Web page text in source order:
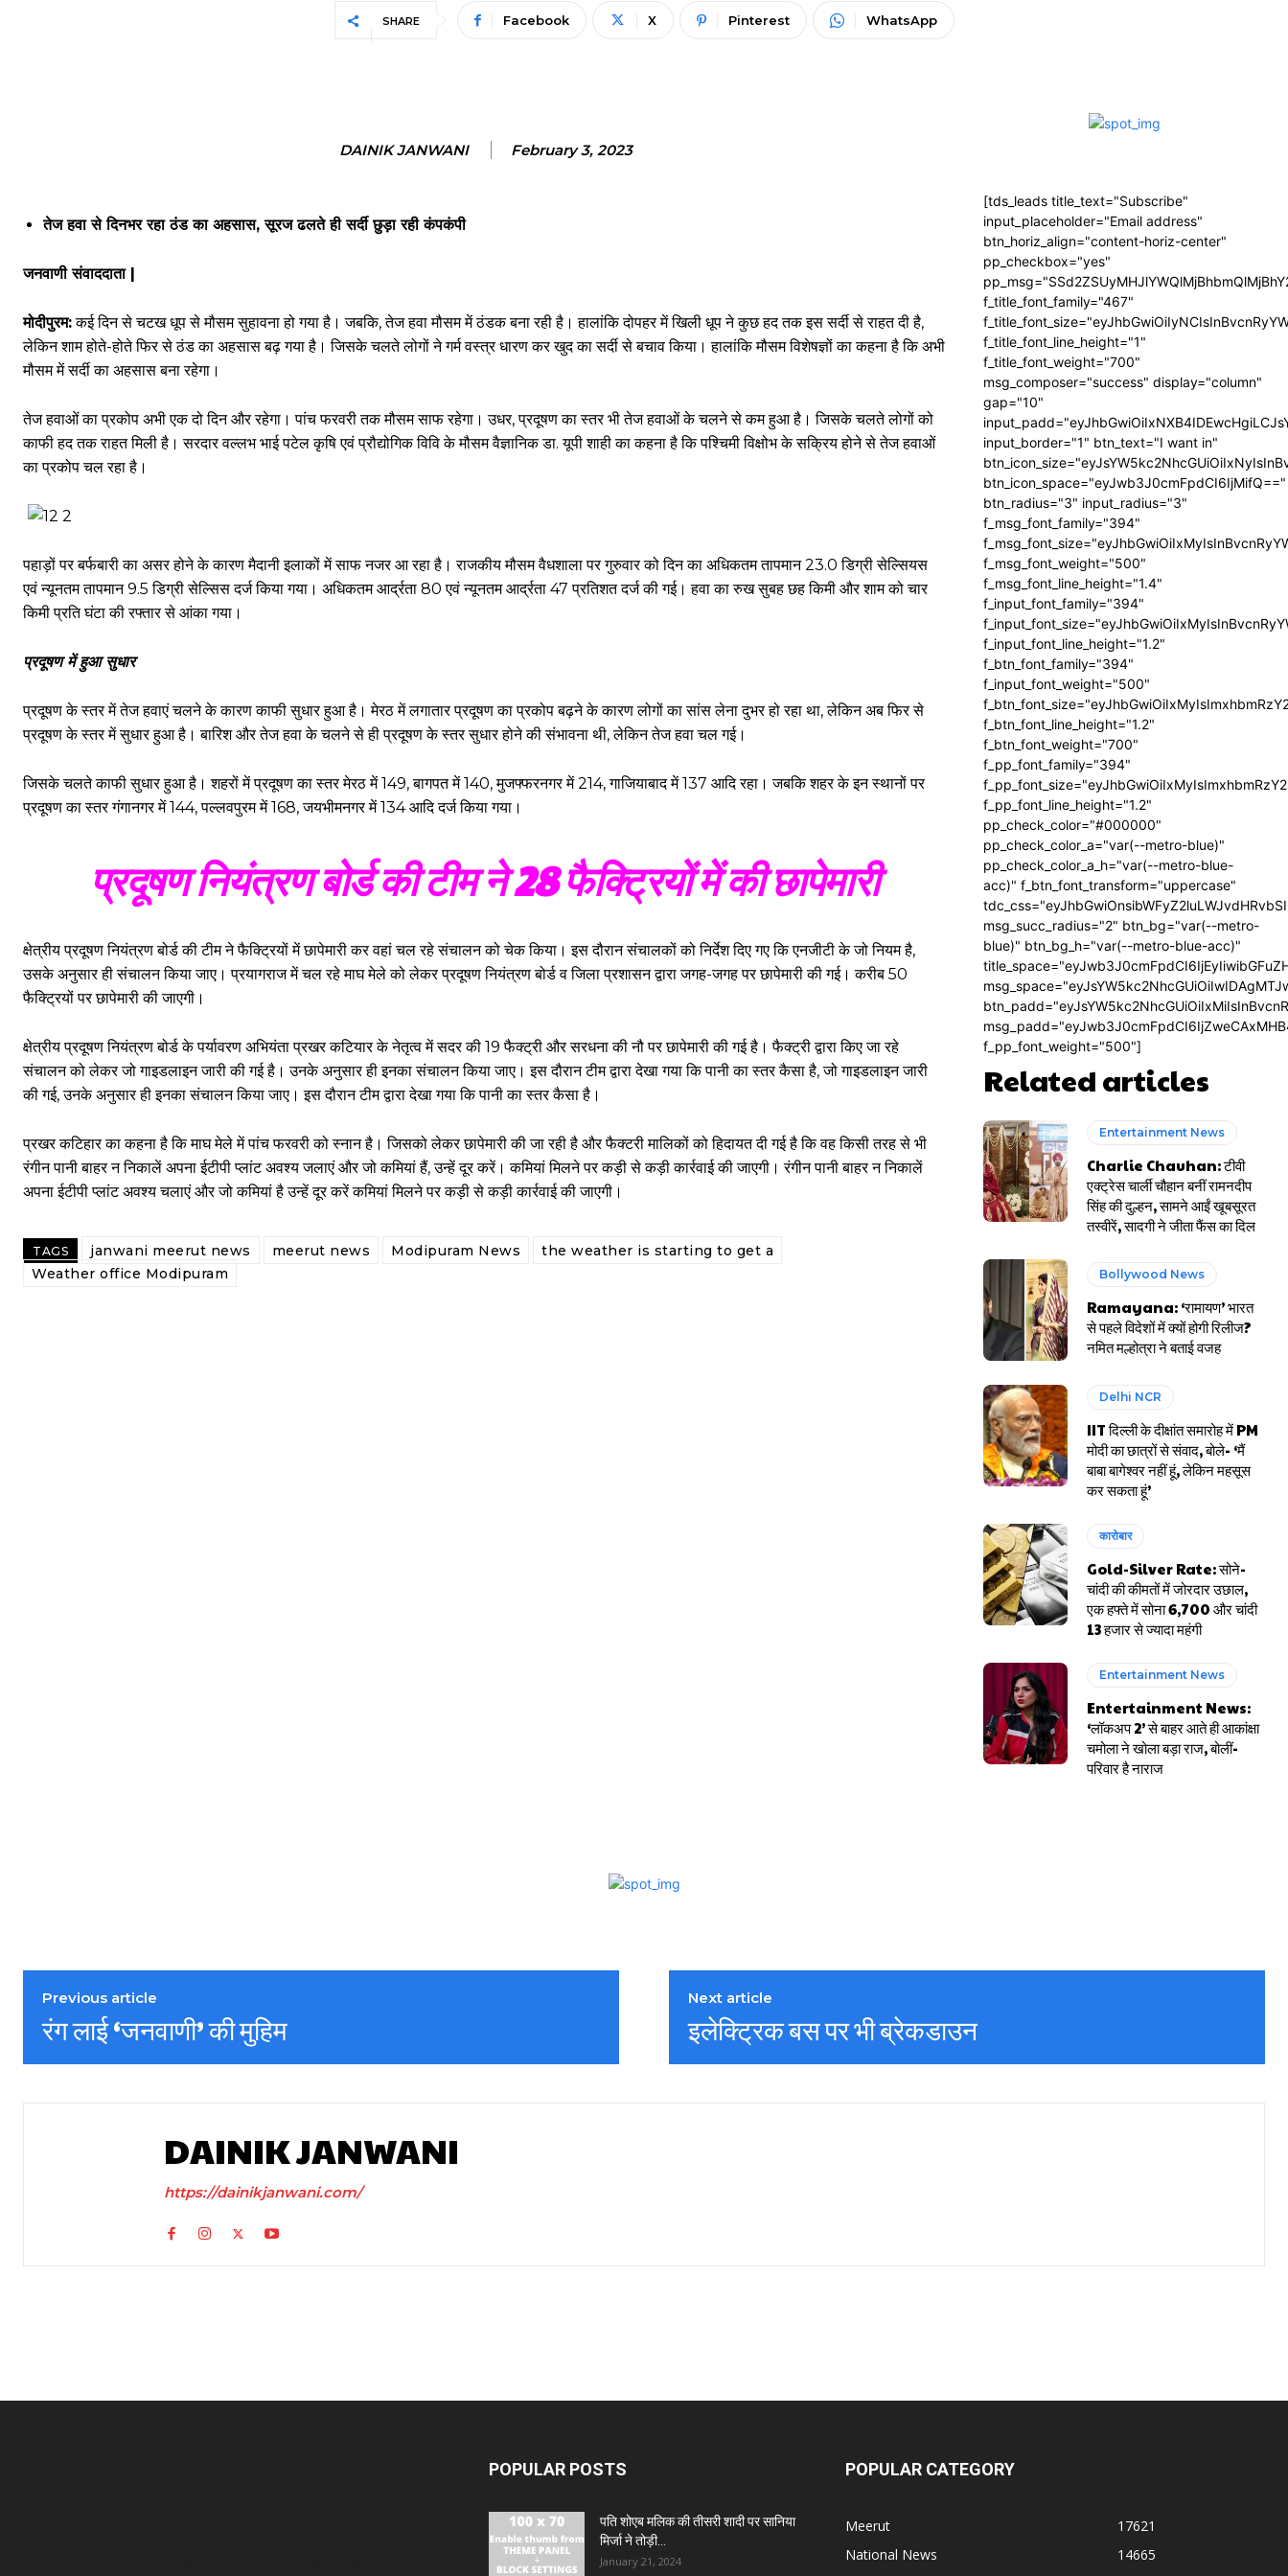
SHARE Facebook X Pinterest WhatsApp
DAINIK JANWANI February 3, 2023
तेज हवा से दिनभर रहा ठंड का अहसास, सूरज ढलते ही सर्दी छुड़ा रही कंपकंपी
जनवाणी संवाददाता |
मोदीपुरम:कई दिन से चटख धूप से मौसम सुहावना हो गया है। जबकि, तेज हवा मौसम में ठंडक बना रही है। हालांकि दोपहर में खिली धूप ने कुछ हद तक इस सर्दी से राहत दी है,
लेकिन शाम होते-होते फिर से ठंड का अहसास बढ़ गया है। जिसके चलते लोगों ने गर्म वस्त्र धारण कर खुद का सर्दी से बचाव किया। हालांकि मौसम विशेषज्ञों का कहना है कि अभी
मौसम में सर्दी का अहसास बना रहेगा।
तेज हवाओं का प्रकोप अभी एक दो दिन और रहेगा। पांच फरवरी तक मौसम साफ रहेगा। उधर, प्रदूषण का स्तर भी तेज हवाओं के चलने से कम हुआ है। जिसके चलते लोगों को
काफी हद तक राहत मिली है। सरदार वल्लभ भाई पटेल कृषि एवं प्रौद्योगिक विवि के मौसम वैज्ञानिक डा. यूपी शाही का कहना है कि पश्चिमी विक्षोभ के सक्रिय होने से तेज हवाओं
का प्रकोप चल रहा है।
पहाड़ों पर बर्फबारी का असर होने के कारण मैदानी इलाकों में साफ नजर आ रहा है। राजकीय मौसम वैधशाला पर गुरुवार को दिन का अधिकतम तापमान 23.0 डिग्री सेल्सियस
एवं न्यूनतम तापमान 9.5 डिग्री सेल्सिस दर्ज किया गया। अधिकतम आर्द्रता 80 एवं न्यूनतम आर्द्रता 47 प्रतिशत दर्ज की गई। हवा का रुख सुबह छह किमी और शाम को चार
किमी प्रति घंटा की रफ्तार से आंका गया।
प्रदूषण में हुआ सुधार
प्रदूषण के स्तर में तेज हवाएं चलने के कारण काफी सुधार हुआ है। मेरठ में लगातार प्रदूषण का प्रकोप बढ़ने के कारण लोगों का सांस लेना दुभर हो रहा था, लेकिन अब फिर से
प्रदूषण के स्तर में सुधार हुआ है। बारिश और तेज हवा के चलने से ही प्रदूषण के स्तर सुधार होने की संभावना थी, लेकिन तेज हवा चल गई।
जिसके चलते काफी सुधार हुआ है। शहरों में प्रदूषण का स्तर मेरठ में 149, बागपत में 140, मुजफ्फरनगर में 214, गाजियाबाद में 137 आदि रहा। जबकि शहर के इन स्थानों पर
प्रदूषण का स्तर गंगानगर में 144, पल्लवपुरम में 168, जयभीमनगर में 134 आदि दर्ज किया गया।
प्रदूषण नियंत्रण बोर्ड की टीम ने 28 फैक्ट्रियों में की छापेमारी
क्षेत्रीय प्रदूषण नियंत्रण बोर्ड की टीम ने फैक्ट्रियों में छापेमारी कर वहां चल रहे संचालन को चेक किया। इस दौरान संचालकों को निर्देश दिए गए कि एनजीटी के जो नियम है,
उसके अनुसार ही संचालन किया जाए। प्रयागराज में चल रहे माघ मेले को लेकर प्रदूषण नियंत्रण बोर्ड व जिला प्रशासन द्वारा जगह-जगह पर छापेमारी की गई। करीब 50
फैक्ट्रियों पर छापेमारी की जाएगी।
क्षेत्रीय प्रदूषण नियंत्रण बोर्ड के पर्यावरण अभियंता प्रखर कटियार के नेतृत्व में सदर की 19 फैक्ट्री और सरधना की नौ पर छापेमारी की गई है। फैक्ट्री द्वारा किए जा रहे
संचालन को लेकर जो गाइडलाइन जारी की गई है। उनके अनुसार ही इनका संचालन किया जाए। इस दौरान टीम द्वारा देखा गया कि पानी का स्तर कैसा है, जो गाइडलाइन जारी
की गई, उनके अनुसार ही इनका संचालन किया जाए। इस दौरान टीम द्वारा देखा गया कि पानी का स्तर कैसा है।
प्रखर कटिहार का कहना है कि माघ मेले में पांच फरवरी को स्नान है। जिसको लेकर छापेमारी की जा रही है और फैक्टरी मालिकों को हिदायत दी गई है कि वह किसी तरह से भी
रंगीन पानी बाहर न निकालें अपना ईटीपी प्लांट अवश्य जलाएं और जो कमियां हैं, उन्हें दूर करें। कमियां मिलने पर कड़ी से कड़ी कार्रवाई की जाएगी। रंगीन पानी बाहर न निकालें
अपना ईटीपी प्लांट अवश्य चलाएं और जो कमियां है उन्हें दूर करें कमियां मिलने पर कड़ी से कड़ी कार्रवाई की जाएगी।
TAGS janwani meerut news meerut news Modipuram News
the weather is starting to get a
Weather office Modipuram
[tds_leads title_text="Subscribe"
input_placeholder="Email address"
btn_horiz_align="content-horiz-center"
pp_checkbox="yes"
f_title_font_family="467"
f_title_font_line_height="1"
f_title_font_weight="700"
msg_composer="success" display="column"
gap="10"
input_border="1" btn_text="I want in"
btn_icon_space="eyJwb3J0cmFpdCI6IjMifQ=="
btn_radius="3" input_radius="3"
f_msg_font_family="394"
f_msg_font_weight="500"
f_msg_font_line_height="1.4"
f_input_font_family="394"
f_input_font_line_height="1.2"
f_btn_font_family="394"
f_input_font_weight="500"
f_btn_font_line_height="1.2"
f_btn_font_weight="700"
f_pp_font_family="394"
f_pp_font_line_height="1.2"
pp_check_color="#000000"
pp_check_color_a="var(--metro-blue)"
pp_check_color_a_h="var(--metro-blue-
acc)" f_btn_font_transform="uppercase"
msg_succ_radius="2" btn_bg="var(--metro-
blue)" btn_bg_h="var(--metro-blue-acc)"
f_pp_font_weight="500"]
Related articles
Entertainment News
Charlie Chauhan: टीवी
एक्ट्रेस चार्ली चौहान बनीं रामनदीप
सिंह की दुल्हन, सामने आईं खूबसूरत
तस्वीरें, सादगी ने जीता फैंस का दिल
Bollywood News
Ramayana: ‘रामायण’ भारत
से पहले विदेशों में क्यों होगी रिलीज?
नमित मल्होत्रा ने बताई वजह
Delhi NCR
IIT दिल्ली के दीक्षांत समारोह में PM
मोदी का छात्रों से संवाद, बोले- ‘मैं
बाबा बागेश्वर नहीं हूं, लेकिन महसूस
कर सकता हूं’
कारोबार
Gold-Silver Rate: सोने-
चांदी की कीमतों में जोरदार उछाल,
एक हफ्ते में सोना ₹6,700 और चांदी
₹13 हजार से ज्यादा महंगी
Entertainment News
Entertainment News:
‘लॉकअप 2’ से बाहर आते ही आकांक्षा
चमोला ने खोला बड़ा राज, बोलीं-
परिवार है नाराज
Previous article
रंग लाई ‘जनवाणी’ की मुहिम
Next article
इलेक्ट्रिक बस पर भी ब्रेकडाउन
DAINIK JANWANI
https://dainikjanwani.com/
POPULAR POSTS
पति शोएब मलिक की तीसरी शादी पर सानिया
मिर्जा ने तोड़ी...
January 21, 2024
POPULAR CATEGORY
Meerut
17621
National News
14665